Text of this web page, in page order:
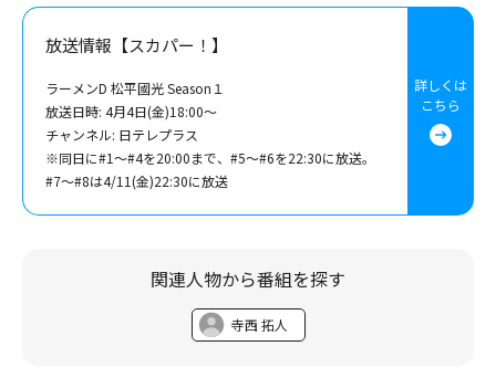
放送情報【スカパー！】
ラーメンD 松平國光 Season１
放送日時: 4月4日(金)18:00～
チャンネル: 日テレプラス
※同日に#1～#4を20:00まで、#5～#6を22:30に放送。
#7～#8は4/11(金)22:30に放送
詳しくは
こちら
関連人物から番組を探す
寺西 拓人